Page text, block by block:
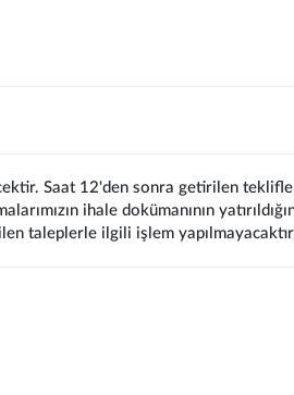
Saat 12'den sonra getirilen
ihale dokümanının
taleplerle ilgili işlem